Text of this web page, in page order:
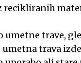
recikliranih
trave,
umetna trava